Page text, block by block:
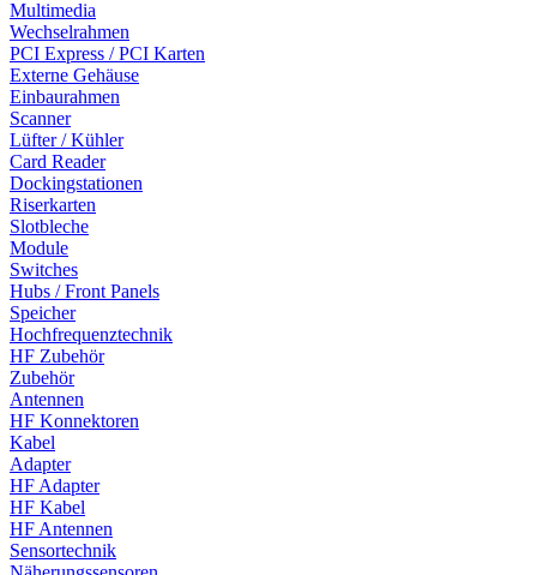
Multimedia
Wechselrahmen
PCI Express / PCI Karten
Externe Gehäuse
Einbaurahmen
Scanner
Lüfter / Kühler
Card Reader
Dockingstationen
Riserkarten
Slotbleche
Module
Switches
Hubs / Front Panels
Speicher
Hochfrequenztechnik
HF Zubehör
Zubehör
Antennen
HF Konnektoren
Kabel
Adapter
HF Adapter
HF Kabel
HF Antennen
Sensortechnik